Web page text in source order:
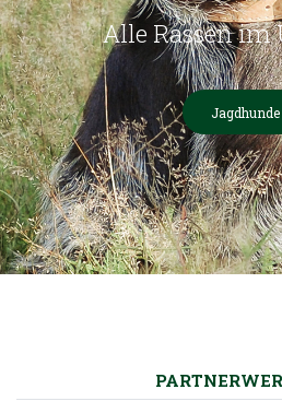
Alle Rassen im
Jagdhunde